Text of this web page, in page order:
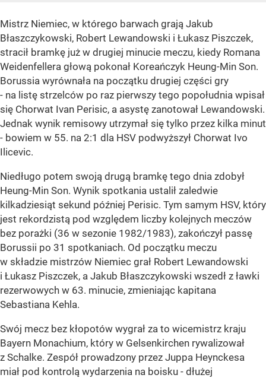
Mistrz Niemiec, w którego barwach grają Jakub
Błaszczykowski, Robert Lewandowski i Łukasz Piszczek,
stracił bramkę już w drugiej minucie meczu, kiedy Romana
Weidenfellera głową pokonał Koreańczyk Heung-Min Son.
Borussia wyrównała na początku drugiej części gry
- na listę strzelców po raz pierwszy tego popołudnia wpisał
się Chorwat Ivan Perisic, a asystę zanotował Lewandowski.
Jednak wynik remisowy utrzymał się tylko przez kilka minut
- bowiem w 55. na 2:1 dla HSV podwyższył Chorwat Ivo
Ilicevic.
Niedługo potem swoją drugą bramkę tego dnia zdobył
Heung-Min Son. Wynik spotkania ustalił zaledwie
kilkadziesiąt sekund później Perisic. Tym samym HSV, który
jest rekordzistą pod względem liczby kolejnych meczów
bez porażki (36 w sezonie 1982/1983), zakończył passę
Borussii po 31 spotkaniach. Od początku meczu
w składzie mistrzów Niemiec grał Robert Lewandowski
i Łukasz Piszczek, a Jakub Błaszczykowski wszedł z ławki
rezerwowych w 63. minucie, zmieniając kapitana
Sebastiana Kehla.
Swój mecz bez kłopotów wygrał za to wicemistrz kraju
Bayern Monachium, który w Gelsenkirchen rywalizował
z Schalke. Zespół prowadzony przez Juppa Heynckesa
miał pod kontrolą wydarzenia na boisku - dłużej